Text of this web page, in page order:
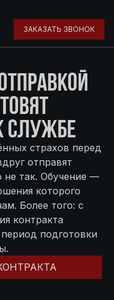
ЗАКАЗАТЬ ЗВОНОК
СЛУЖБЕ
страхов перед
отправят
не так. Обучение —
которого
Более того: с
контракта
подготовки